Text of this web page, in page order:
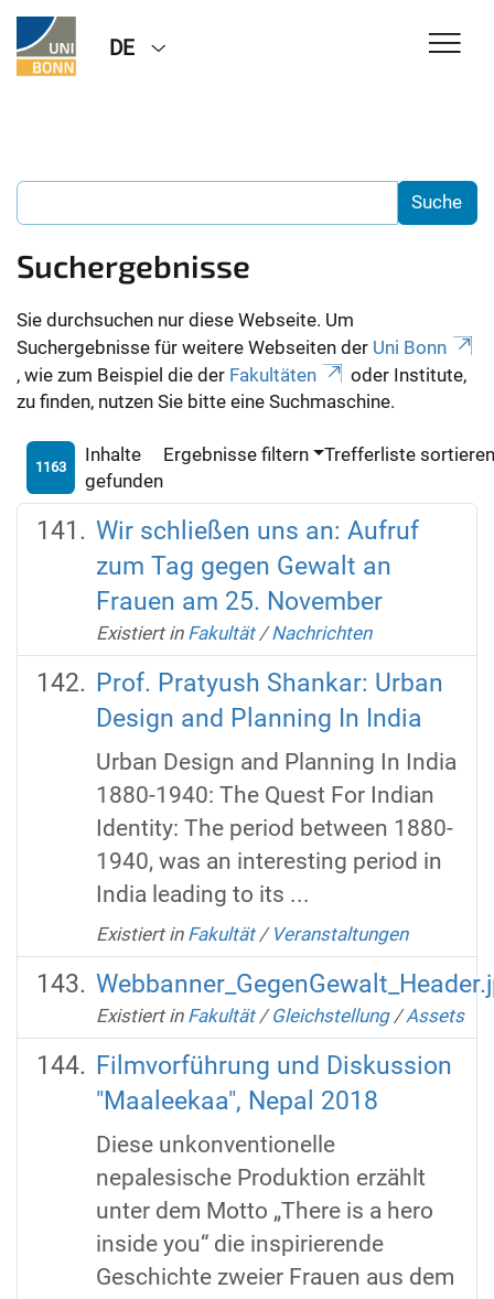
DE
Suchergebnisse
Sie durchsuchen nur diese Webseite. Um
Suchergebnisse für weitere Webseiten der Uni Bonn
, wie zum Beispiel die der Fakultäten
oder Institute,
zu finden, nutzen Sie bitte eine Suchmaschine.
1163
Inhalte
gefunden
Ergebnisse filtern Trefferliste
Wir schließen uns an: Aufruf
zum Tag gegen Gewalt an
Frauen am 25. November
Existiert in Fakultät /Nachrichten
Prof. Pratyush Shankar: Urban
Design and Planning In India
Urban Design and Planning In India
1880-1940: The Quest For Indian
Identity: The period between 1880-
1940, was an interesting period in
India leading to its ...
Existiert in Fakultät / Veranstaltungen
Existiert in Fakultät /Gleichstellung /Assets
Filmvorführung und Diskussion
"Maaleekaa", Nepal 2018
Diese unkonventionelle
nepalesische Produktion erzählt
unter dem Motto „There is a hero
inside you“ die inspirierende
Geschichte zweier Frauen aus dem